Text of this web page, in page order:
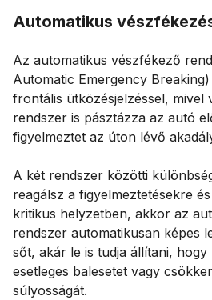
Automatikus
Az automatikus vészfékező
Automatic Emergency
frontális ütközésjelzéssel, mivel
rendszer is pásztázza az autó
figyelmeztet az úton lévő
A két rendszer közötti
reagálsz a figyelmeztetésekre
kritikus helyzetben, akkor az
rendszer automatikusan képes
sőt, akár le is tudja állítani, hogy
esetleges balesetet vagy
súlyosságát.